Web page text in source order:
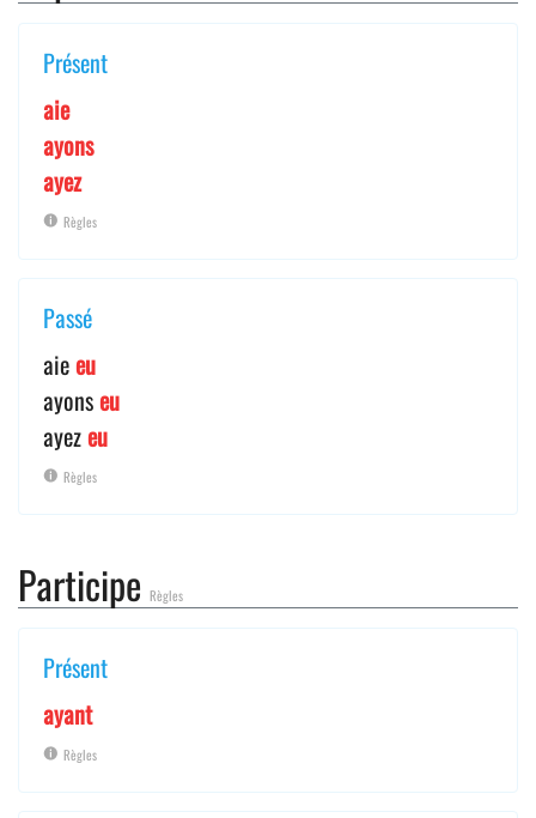
Présent
aie
ayons
ayez
Règles
Passé
aieeu
ayonseu
ayezeu
Règles
Participe Règles
Présent
ayant
Règles